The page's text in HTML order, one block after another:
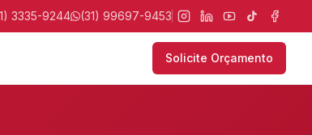
3335-9244 (31) 99697-9453
Solicite Orçamento